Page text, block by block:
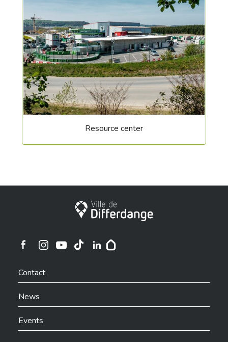
Resource center
City of Differdange
Ville de Differdange sur Instagram
Contact
News
Events